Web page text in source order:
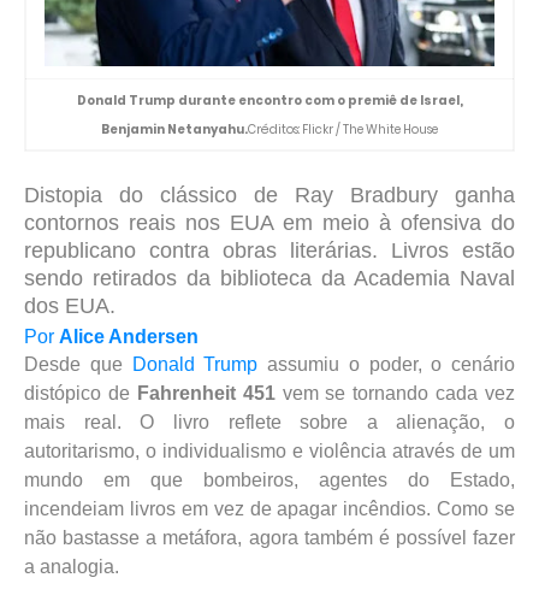
Donald Trump durante encontro com o premiê de Israel,
Benjamin Netanyahu.Créditos: Flickr / The White House
Distopia do clássico de Ray Bradbury ganha
contornos reais nos EUA em meio à ofensiva do
republicano contra obras literárias. Livros estão
sendo retirados da biblioteca da Academia Naval
dos EUA.
Por Alice Andersen
Desde que
Donald Trump assumiu o poder, o cenário
distópico de Fahrenheit 451vem se tornando cada vez
mais real. O livro reflete sobre a alienação, o
autoritarismo, o individualismo e violência através de um
mundo em que bombeiros, agentes do Estado,
incendeiam livros em vez de apagar incêndios. Como se
não bastasse a metáfora, agora também é possível fazer
a analogia.